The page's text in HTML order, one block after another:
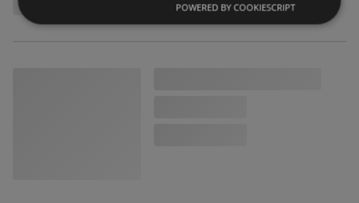
POWERED BY COOKIESCRIPT